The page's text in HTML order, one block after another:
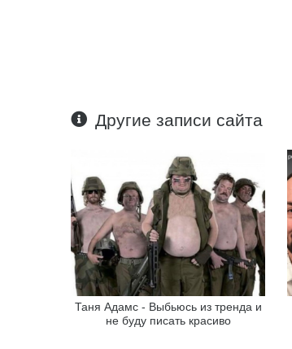
Другие записи сайта
Таня Адамс - Выбьюсь из тренда и
не буду писать красиво